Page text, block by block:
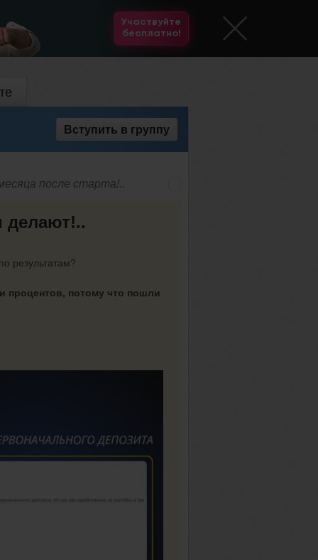
Участвуйте
бесплатно!
Вступить в группу
после старта!..
делают!..
результатам?
процентов, потому что пошли